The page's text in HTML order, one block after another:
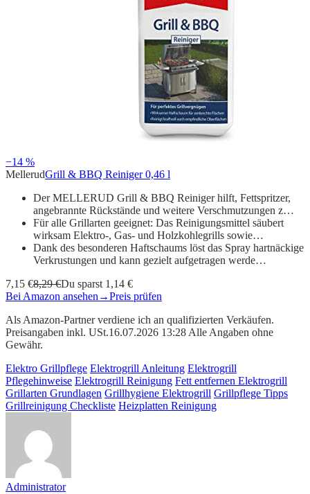
−14 %
MellerudGrill & BBQ Reiniger 0,46 l
Der MELLERUD Grill & BBQ Reiniger hilft, Fettspritzer,
angebrannte Rückstände und weitere Verschmutzungen z…
Für alle Grillarten geeignet: Das Reinigungsmittel säubert
wirksam Elektro-, Gas- und Holzkohlegrills sowie…
Dank des besonderen Haftschaums löst das Spray hartnäckige
Verkrustungen und kann gezielt aufgetragen werde…
7,15 €8,29 €Du sparst 1,14 €
Bei Amazon ansehen →Preis prüfen
Als Amazon-Partner verdiene ich an qualifizierten Verkäufen.
Preisangaben inkl. USt.16.07.2026 13:28 Alle Angaben ohne
Gewähr.
Elektro Grillpflege Elektrogrill Anleitung Elektrogrill
Pflegehinweise Elektrogrill Reinigung Fett entfernen Elektrogrill
Grillarten Grundlagen Grillhygiene Elektrogrill Grillpflege Tipps
Grillreinigung Checkliste Heizplatten Reinigung
Administrator